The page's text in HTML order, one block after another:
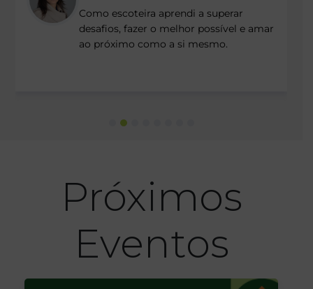
Como escoteira aprendi a superar
desafios, fazer o melhor possível e amar
ao próximo como a si mesmo.
Próximos
Eventos